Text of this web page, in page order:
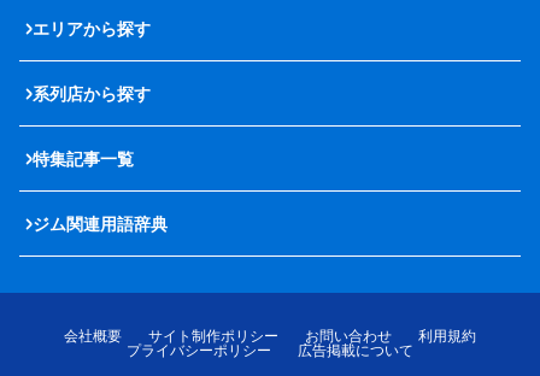
エリアから探す
系列店から探す
特集記事一覧
ジム関連用語辞典
会社概要 サイト制作ポリシー お問い合わせ
利用規約
プライバシーポリシー
広告掲載について